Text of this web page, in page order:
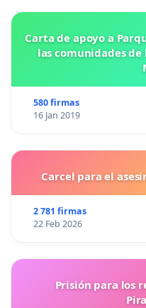
Carta de apoyo a
las comunidades de
580 firmas
16 Jan 2019
Carcel para el
2 781 firmas
22 Feb 2026
Prisión para los